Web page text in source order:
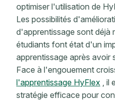
optimiser l'utilisation de
Les possibilités
d'apprentissage sont déjà
étudiants font état d'un
apprentissage après avoir
Face à l'engouement
l'apprentissage HyFlex , il
stratégie efficace pour